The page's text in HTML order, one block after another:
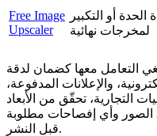
Free Image
Upscaler
الحدة أو التكبير
لمخرجات نهائية
التعامل معها كضمان لدقة
والإعلانات المدفوعة،
التجارية، تحقّق من الأبعاد
الصور وأي إفصاحات مطلوبة
قبل النشر.